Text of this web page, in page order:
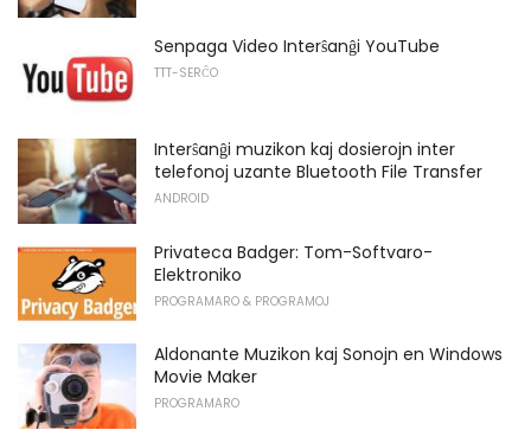
Senpaga Video Interŝanĝi YouTube
TTT-SERĈO
Interŝanĝi muzikon kaj dosierojn inter
telefonoj uzante Bluetooth File Transfer
ANDROID
Privateca Badger: Tom-Softvaro-
Elektroniko
PROGRAMARO & PROGRAMOJ
Aldonante Muzikon kaj Sonojn en Windows
Movie Maker
PROGRAMARO